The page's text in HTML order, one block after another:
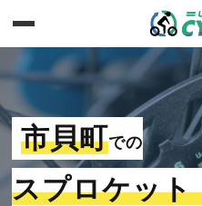
市貝町での
スプロケット